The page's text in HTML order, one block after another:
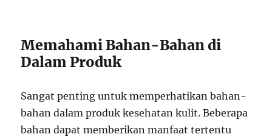
Memahami Bahan-Bahan di
Dalam Produk
Sangat penting untuk memperhatikan bahan-
bahan dalam produk kesehatan kulit. Beberapa
bahan dapat memberikan manfaat tertentu